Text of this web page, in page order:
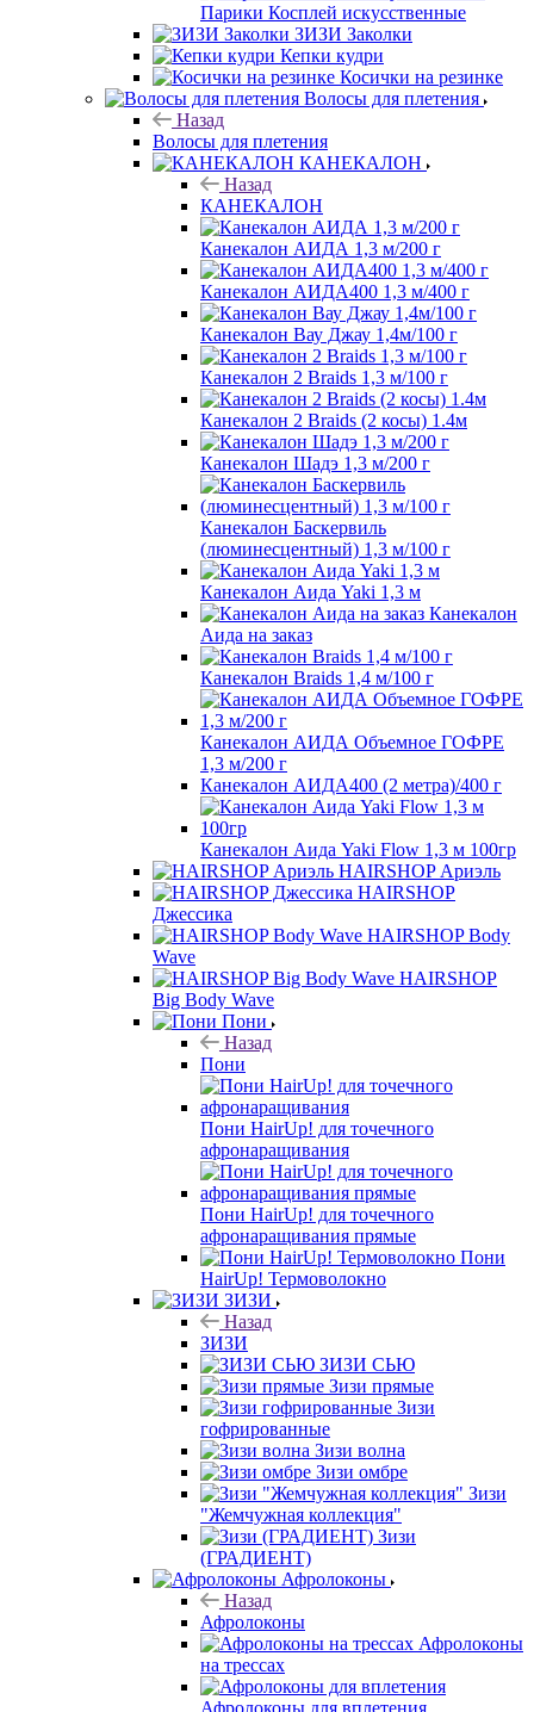
Парики Косплей искусственные
ЗИЗИ Заколки
Кепки кудри
Косички на резинке
Волосы для плетения
Назад
Волосы для плетения
КАНЕКАЛОН
Назад
КАНЕКАЛОН
Канекалон АИДА 1,3 м/200 г
Канекалон АИДА400 1,3 м/400 г
Канекалон Вау Джау 1,4м/100 г
Канекалон 2 Braids 1,3 м/100 г
Канекалон 2 Braids (2 косы) 1.4м
Канекалон Шадэ 1,3 м/200 г
Канекалон Баскервиль
(люминесцентный) 1,3 м/100 г
Канекалон Аида Yaki 1,3 м
Канекалон
Аида на заказ
Канекалон Braids 1,4 м/100 г
Канекалон АИДА Объемное ГОФРЕ
1,3 м/200 г
Канекалон АИДА400 (2 метра)/400 г
Канекалон Аида Yaki Flow 1,3 м 100гр
HAIRSHOP Ариэль
HAIRSHOP
Джессика
HAIRSHOP Body
Wave
HAIRSHOP
Big Body Wave
Пони
Назад
Пони
Пони HairUp! для точечного
афронаращивания
Пони HairUp! для точечного
афронаращивания прямые
Пони
HairUp! Термоволокно
ЗИЗИ
Назад
ЗИЗИ
ЗИЗИ СЬЮ
Зизи прямые
Зизи
гофрированные
Зизи волна
Зизи омбре
Зизи
"Жемчужная коллекция"
Зизи
(ГРАДИЕНТ)
Афролоконы
Назад
Афролоконы
Афролоконы
на трессах
Афролоконы для вплетения